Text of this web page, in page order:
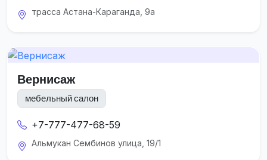
трасса Астана-Караганда, 9а
Вернисаж
мебельный салон
+7-777-477-68-59
Альмукан Сембинов улица, 19/1